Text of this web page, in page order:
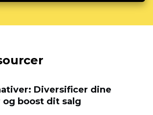
Diversificer dine
og boost dit salg